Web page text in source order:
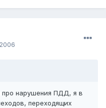
про нарушения ПДД, я в
переходящих